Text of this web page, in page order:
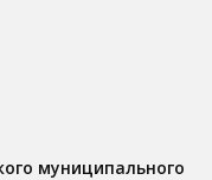
муниципального